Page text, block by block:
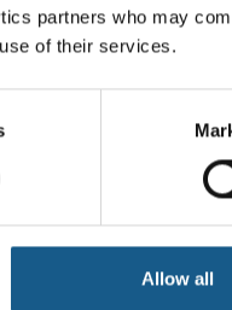
partners who may
of their services.
Allow all
Hvert produkt
selvstændige
styringssystem,
Technology